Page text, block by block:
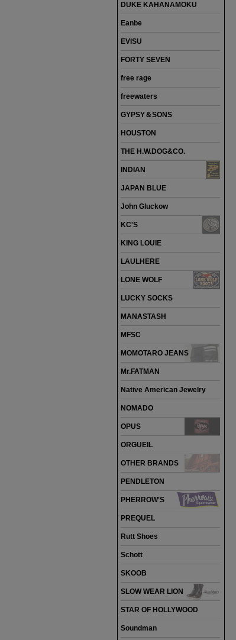
DUKE KAHANAMOKU
Eanbe
EVISU
FORTY SEVEN
free rage
freewaters
GYPSY＆SONS
HOUSTON
THE H.W.DOG&CO.
INDIAN
JAPAN BLUE
John Gluckow
KC'S
KING LOUIE
LAULHERE
LONE WOLF
LUCKY SOCKS
MANASTASH
MFSC
MOMOTARO JEANS
Mr.FATMAN
Native American Jewelry
NOMADO
OPUS
ORGUEIL
OTHER BRANDS
PENDLETON
PHERROW'S
PREQUEL
Rutt Shoes
Schott
SKOOB
SLOW WEAR LION
STAR OF HOLLYWOOD
Soundman